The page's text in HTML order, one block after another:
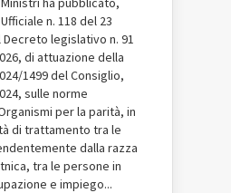
n. 118 del 23
Decreto legislativo n. 91
di attuazione della
1499 del Consiglio,
sulle norme
per la parità, in
di trattamento tra le
dalla razza
tra le persone in
e impiego...